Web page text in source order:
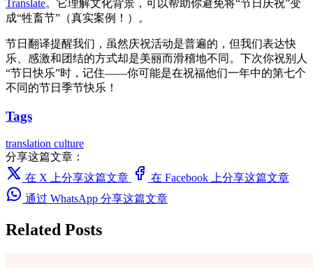
Translate。它理解文化背景，可以帮助你避免将“节日庆祝”变
成“牲畜节”（真实案例！）。
节日翻译提醒我们，虽然庆祝活动是普遍的，但我们表达快
乐、感激和团结的方式却是美丽而滑稽地不同。下次你祝别人
“节日快乐”时，记住——你可能是在祝福他们一年中的第七个
不同的节日季节快乐！
Tags
translation culture
分享这篇文章：
在 X 上分享这篇文章
在 Facebook 上分享这篇文章
通过 WhatsApp 分享这篇文章
Related Posts